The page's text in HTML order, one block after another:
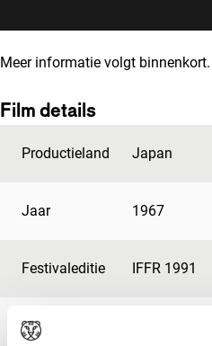
Meer informatie volgt binnenkort.
Film details
Productieland Japan
Jaar 1967
Festivaleditie IFFR 1991
Lengte